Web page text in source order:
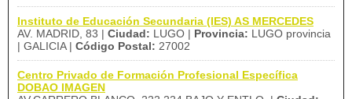
Instituto de Educación Secundaria (IES) AS MERCEDES
AV. MADRID, 83 | Ciudad: LUGO | Provincia: LUGO provincia
| GALICIA | Código Postal: 27002
Centro Privado de Formación Profesional Específica
DOBAO IMAGEN